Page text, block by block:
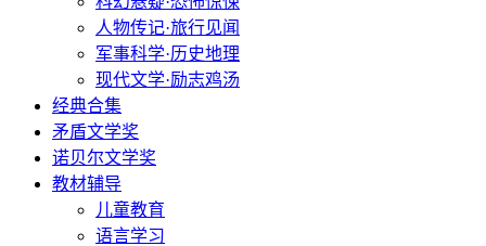
人物传记·旅行见闻
军事科学·历史地理
现代文学·励志鸡汤
经典合集
矛盾文学奖
诺贝尔文学奖
教材辅导
儿童教育
语言学习